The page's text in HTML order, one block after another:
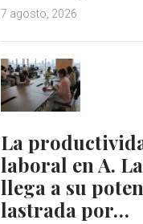
7 agosto, 2026
La
laboral en A.
llega a su
lastrada por…